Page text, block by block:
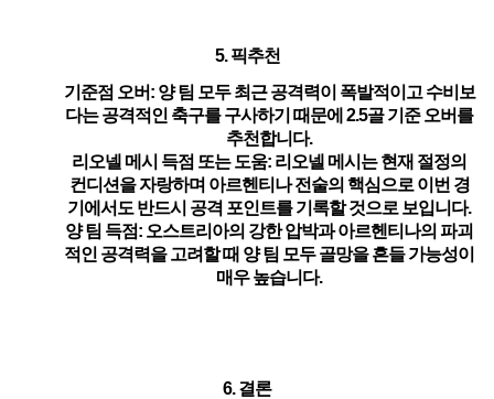
5. 픽추천
기준점 오버: 양 팀 모두 최근 공격력이 폭발적이고 수비보
다는 공격적인 축구를 구사하기 때문에 2.5골 기준 오버를
추천합니다.
리오넬 메시 득점 또는 도움: 리오넬 메시는 현재 절정의
컨디션을 자랑하며 아르헨티나 전술의 핵심으로 이번 경
기에서도 반드시 공격 포인트를 기록할 것으로 보입니다.
양 팀 득점: 오스트리아의 강한 압박과 아르헨티나의 파괴
적인 공격력을 고려할 때 양 팀 모두 골망을 흔들 가능성이
매우 높습니다.
6. 결론